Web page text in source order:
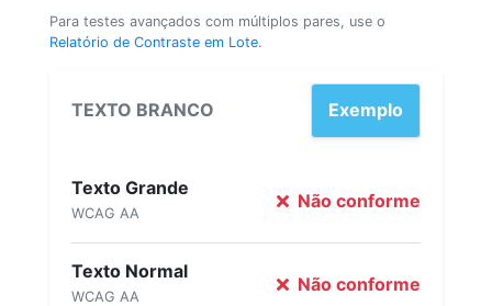
Para testes avançados com múltiplos pares, use o
Relatório de Contraste em Lote.
TEXTO BRANCO Exemplo
Texto Grande
WCAG AA
Não conforme
Texto Normal
WCAG AA
Não conforme